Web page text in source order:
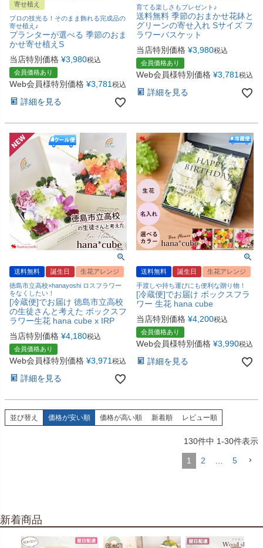
寄せ植え
プロの技光る！そのまま飾れる完成品の
寄せ植え♪
プランターが選べる 季節のおま
かせ寄せ植えS
当店特別価格 ¥3,980税込
会員価格あり
Web会員様特別価格 ¥3,781 税込
詳細を見る
育てる楽しさもプレゼント♪
送料無料 季節のおまかせ花鉢と
グリーンの寄せ入れ Sサイズ フ
ラワーバスケット
当店特別価格 ¥3,980税込
会員価格あり
Web会員様特別価格 ¥3,781 税込
詳細を見る
送料無料 誕生日
生花アレンジ
徳島市立高校×hanayoshi ロスフラワー
をなくしたい！
[冷蔵便]でお届け 徳島市立高校
の生徒さんと考えた ボックスフ
ラワー生花 hana cube x IRP
当店特別価格 ¥4,180税込
会員価格あり
Web会員様特別価格 ¥3,971 税込
詳細を見る
送料無料 誕生日
生花アレンジ
手渡しや持ち運びにも便利な贈り物！
[冷蔵便]でお届け ボックスフラ
ワー 生花 hana cube
当店特別価格 ¥4,200税込
会員価格あり
Web会員様特別価格 ¥3,990税込
詳細を見る
並び替え 価格が安い順 価格が高い順 新着順 レビュー順
130件中 1-30件表示
1 2 5
新着商品